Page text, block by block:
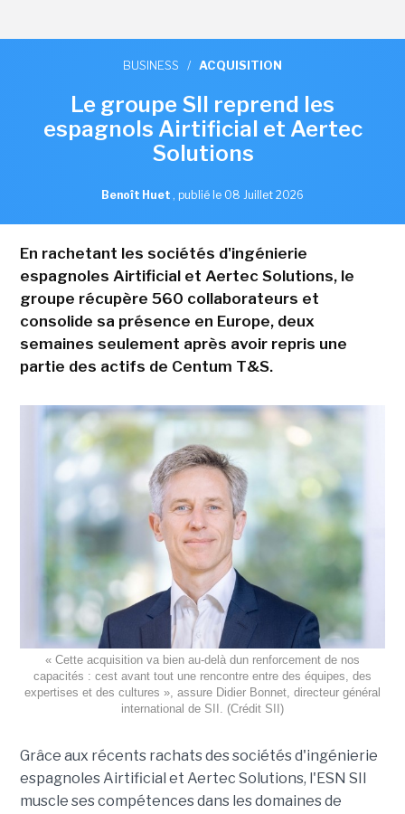
BUSINESS / ACQUISITION
Le groupe SII reprend les
espagnols Airtificial et Aertec
Solutions
Benoît Huet , publié le 08 Juillet 2026
En rachetant les sociétés d'ingénierie
espagnoles Airtificial et Aertec Solutions, le
groupe récupère 560 collaborateurs et
consolide sa présence en Europe, deux
semaines seulement après avoir repris une
partie des actifs de Centum T&S.
« Cette acquisition va bien au-delà dun renforcement de nos
capacités : cest avant tout une rencontre entre des équipes, des
expertises et des cultures », assure Didier Bonnet, directeur général
international de SII. (Crédit SII)
Grâce aux récents rachats des sociétés d'ingénierie
espagnoles Airtificial et Aertec Solutions, l'ESN SII
muscle ses compétences dans les domaines de